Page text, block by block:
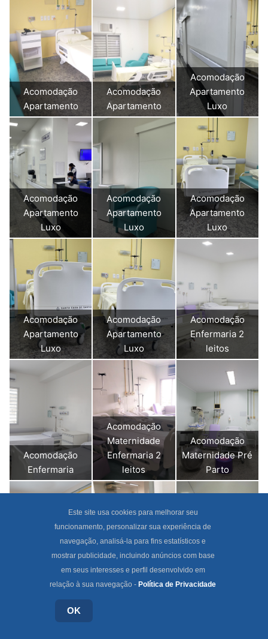
Acomodação
Apartamento
Acomodação
Apartamento
Acomodação
Apartamento
Luxo
Acomodação
Apartamento
Luxo
Acomodação
Apartamento
Luxo
Acomodação
Apartamento
Luxo
Acomodação
Apartamento
Luxo
Acomodação
Apartamento
Luxo
Acomodação
Enfermaria 2
leitos
Acomodação
Enfermaria
Acomodação
Maternidade
Enfermaria 2
leitos
Acomodação
Maternidade Pré
Parto
Acomodação
Pediatria
Apartamento
Análises Clínicas
e Genética
Humana
Pré Cirúrgico
Este site usa cookies para melhorar seu
funcionamento, personalizar sua experiência de
navegação, analisá-la para fins estatísticos e
mostrar publicidade, incluindo anúncios com base
em seus interesses e perfil desenvolvido em
relação à sua navegação - Política de Privacidade
OK